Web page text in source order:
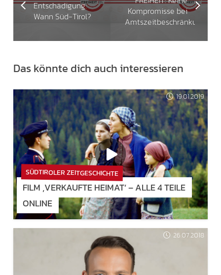
Entschädigung:
Wann Süd-Tirol?
Kompromisse bei
Amtszeitbeschränkung
Das könnte dich auch interessieren
19.01.2019
SÜDTIROLER ZEITGESCHICHTE
FILM ‚VERKAUFTE HEIMAT‘ – ALLE 4 TEILE
ONLINE
26.07.2018